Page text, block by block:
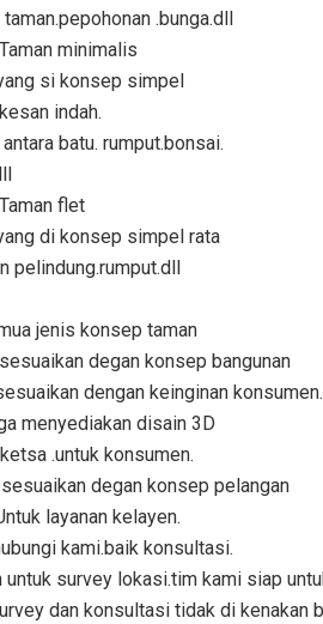
taman.pepohonan .bunga.dll
minimalis
si konsep simpel
indah.
batu. rumput.bonsai.
flet
di konsep simpel rata
pelindung.rumput.dll
jenis konsep taman
degan konsep bangunan
dengan keinginan konsumen.
menyediakan disain 3D
.untuk konsumen.
degan konsep pelangan
layanan kelayen.
kami.baik konsultasi.
untuk survey lokasi.tim kami siap
dan konsultasi tidak di kenakan